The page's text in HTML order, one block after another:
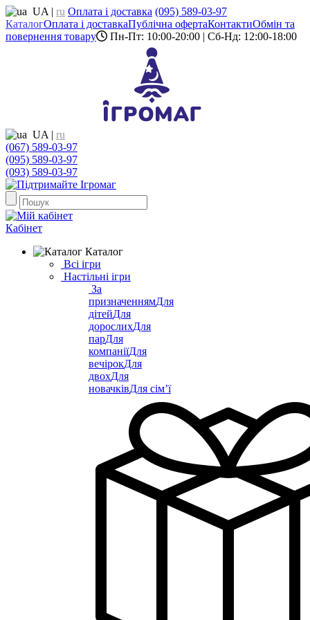
UA | ru Оплата і доставка (095) 589-03-97
КаталогОплата і доставкаПублічна офертаКонтактиОбмін та
повернення товару
Пн-Пт: 10:00-20:00 | Сб-Нд: 12:00-18:00
UA | ru
(067) 589-03-97
(095) 589-03-97
(093) 589-03-97
Кабінет
Каталог
Всі ігри
Настільні ігри
За
призначеннямДля
дітейДля
дорослихДля
парДля
компаніїДля
вечірокДля
двохДля
новачківДля сім’ї